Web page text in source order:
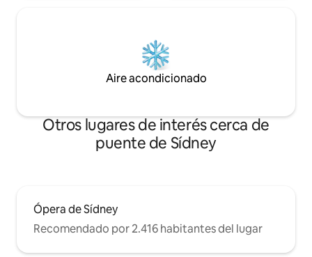
Aire acondicionado
Otros lugares de interés cerca de
puente de Sídney
Ópera de Sídney
Recomendado por 2.416 habitantes del lugar